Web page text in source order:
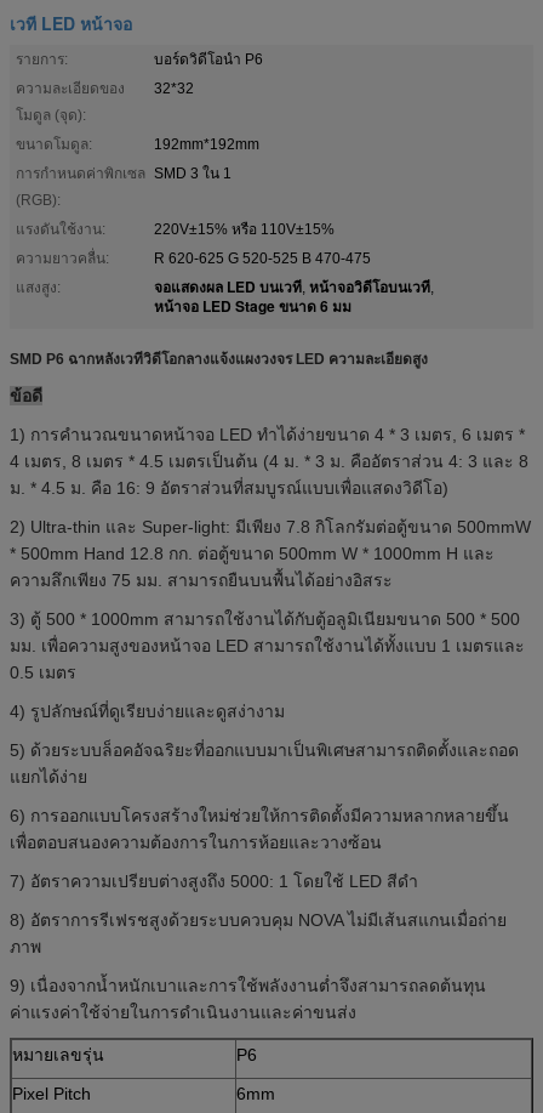
เวที LED หน้าจอ
รายการ:
บอร์ดวิดีโอนำ P6
ความละเอียดของ
โมดูล (จุด):
32*32
ขนาดโมดูล:
192mm*192mm
การกำหนดค่าพิกเซล
(RGB):
SMD 3 ใน 1
แรงดันใช้งาน:
220V±15% หรือ 110V±15%
ความยาวคลื่น:
R 620-625 G 520-525 B 470-475
แสงสูง:
จอแสดงผล LED บนเวที, หน้าจอวิดีโอบนเวที,
หน้าจอ LED Stage ขนาด 6 มม
SMD P6 ฉากหลังเวทีวิดีโอกลางแจ้งแผงวงจร LED ความละเอียดสูง
ข้อดี
1) การคำนวณขนาดหน้าจอ LED ทำได้ง่ายขนาด 4 * 3 เมตร, 6 เมตร *
4 เมตร, 8 เมตร * 4.5 เมตรเป็นต้น (4 ม. * 3 ม. คืออัตราส่วน 4: 3 และ 8
ม. * 4.5 ม. คือ 16: 9 อัตราส่วนที่สมบูรณ์แบบเพื่อแสดงวิดีโอ)
2) Ultra-thin และ Super-light: มีเพียง 7.8 กิโลกรัมต่อตู้ขนาด 500mmW
* 500mm Hand 12.8 กก. ต่อตู้ขนาด 500mm W * 1000mm H และ
ความลึกเพียง 75 มม. สามารถยืนบนพื้นได้อย่างอิสระ
3) ตู้ 500 * 1000mm สามารถใช้งานได้กับตู้อลูมิเนียมขนาด 500 * 500
มม. เพื่อความสูงของหน้าจอ LED สามารถใช้งานได้ทั้งแบบ 1 เมตรและ
0.5 เมตร
4) รูปลักษณ์ที่ดูเรียบง่ายและดูสง่างาม
5) ด้วยระบบล็อคอัจฉริยะที่ออกแบบมาเป็นพิเศษสามารถติดตั้งและถอด
แยกได้ง่าย
6) การออกแบบโครงสร้างใหม่ช่วยให้การติดตั้งมีความหลากหลายขึ้น
เพื่อตอบสนองความต้องการในการห้อยและวางซ้อน
7) อัตราความเปรียบต่างสูงถึง 5000: 1 โดยใช้ LED สีดำ
8) อัตราการรีเฟรชสูงด้วยระบบควบคุม NOVA ไม่มีเส้นสแกนเมื่อถ่าย
ภาพ
9) เนื่องจากน้ำหนักเบาและการใช้พลังงานต่ำจึงสามารถลดต้นทุน
ค่าแรงค่าใช้จ่ายในการดำเนินงานและค่าขนส่ง
หมายเลขรุ่น
P6
Pixel Pitch
6mm